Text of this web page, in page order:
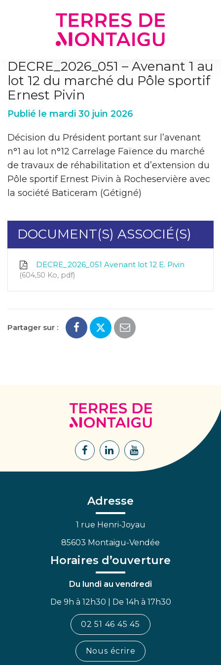
DECRE_2026_051 – Avenant 1 au
lot 12 du marché du Pôle sportif
Ernest Pivin
Publié le mardi 30 juin 2026
Décision du Président portant sur l’avenant
n°1 au lot n°12 Carrelage Faïence du marché
de travaux de réhabilitation et d’extension du
Pôle sportif Ernest Pivin à Rocheservière avec
la société Baticeram (Gétigné)
DOCUMENT(S) ASSOCIÉ(S)
DECRE_2026_051 Avenant lot 12 E. Pivin
604,50 Ko, pdf
Partager sur :
Terres
de
Montaigu
Lien
Facebook
Lien
Lien
Adresse
1 rue Henri-Joyau
85603 Montaigu-Vendée
Horaires d’ouverture
Du lundi au vendredi
De 9h à 12h30 | De 14h à 17h30
02 51 46 45 45
Nous écrire